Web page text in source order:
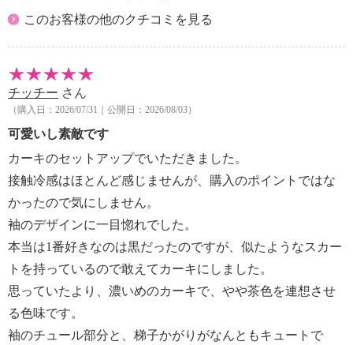
このお客様の他のクチコミを見る
チッチー さん
（購入日：2026/07/31｜公開日：2026/08/03）
可愛いし素敵です
カーキのセットアップでいただきました。
接触冷感はほとんど感じませんが、購入のポイントではな
かったので気にしません。
袖のデザインに一目惚れでした。
本当は1番好きなのは黒だったのですが、似たようなスカー
トを持っているので敢えてカーキにしました。
思っていたより、濃いめのカーキで、やや茶色を連想させ
る色味です。
袖のチュール部分と、梯子かがりがなんともキュートで